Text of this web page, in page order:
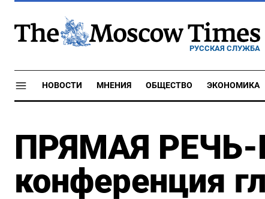
РУССКАЯ СЛУЖБА
НОВОСТИ МНЕНИЯ ОБЩЕСТВО ЭКОНОМИКА
ПРЯМАЯ РЕЧЬ-
конференция